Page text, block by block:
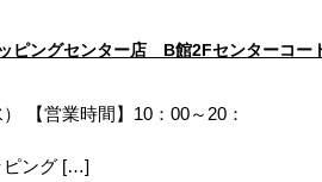
ピングセンター店 B館2Fセンターコー
【営業時間】10：00～20：
ピング […]